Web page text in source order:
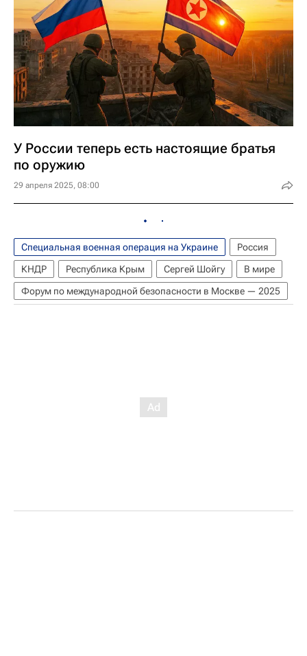
У России теперь есть настоящие братья
по оружию
29 апреля 2025, 08:00
Специальная военная операция на Украине
Россия
КНДР
Республика Крым Сергей Шойгу
В мире
Форум по международной безопасности в Москве — 2025